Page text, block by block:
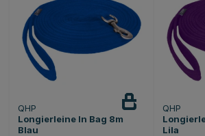
QHP
Longierleine In Bag 8m
Blau
QHP
Lila